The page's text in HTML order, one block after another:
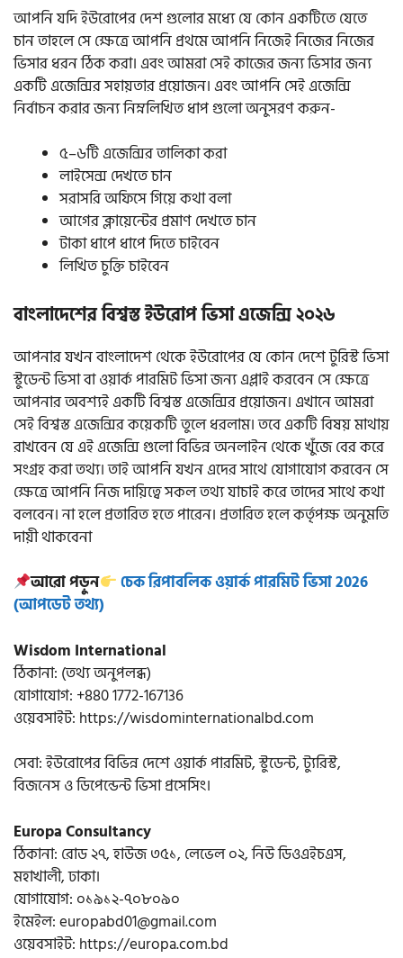
আপনি যদি ইউরোপের দেশ গুলোর মধ্যে যে কোন একটিতে যেতে
চান তাহলে সে ক্ষেত্রে আপনি প্রথমে আপনি নিজেই নিজের নিজের
ভিসার ধরন ঠিক করা। এবং আমরা সেই কাজের জন্য ভিসার জন্য
একটি এজেন্সির সহায়তার প্রয়োজন। এবং আপনি সেই এজেন্সি
নির্বাচন করার জন্য নিম্নলিখিত ধাপ গুলো অনুসরণ করুন-
৫–৬টি এজেন্সির তালিকা করা
লাইসেন্স দেখতে চান
সরাসরি অফিসে গিয়ে কথা বলা
আগের ক্লায়েন্টের প্রমাণ দেখতে চান
টাকা ধাপে ধাপে দিতে চাইবেন
লিখিত চুক্তি চাইবেন
বাংলাদেশের বিশ্বস্ত ইউরোপ ভিসা এজেন্সি ২০২৬
আপনার যখন বাংলাদেশ থেকে ইউরোপের যে কোন দেশে টুরিস্ট ভিসা
স্টুডেন্ট ভিসা বা ওয়ার্ক পারমিট ভিসা জন্য এপ্লাই করবেন সে ক্ষেত্রে
আপনার অবশ্যই একটি বিশ্বস্ত এজেন্সির প্রয়োজন। এখানে আমরা
সেই বিশ্বস্ত এজেন্সির কয়েকটি তুলে ধরলাম। তবে একটি বিষয় মাথায়
রাখবেন যে এই এজেন্সি গুলো বিভিন্ন অনলাইন থেকে খুঁজে বের করে
সংগ্রহ করা তথ্য। তাই আপনি যখন এদের সাথে যোগাযোগ করবেন সে
ক্ষেত্রে আপনি নিজ দায়িত্বে সকল তথ্য যাচাই করে তাদের সাথে কথা
বলবেন। না হলে প্রতারিত হতে পারেন। প্রতারিত হলে কর্তৃপক্ষ অনুমতি
দায়ী থাকবেনা
আরো পড়ুন
চেক রিপাবলিক ওয়ার্ক পারমিট ভিসা 2026
(আপডেট তথ্য)
Wisdom International
ঠিকানা: (তথ্য অনুপলব্ধ)
যোগাযোগ: +880 1772-167136
ওয়েবসাইট: https://wisdominternationalbd.com
সেবা: ইউরোপের বিভিন্ন দেশে ওয়ার্ক পারমিট, স্টুডেন্ট, ট্যুরিস্ট,
বিজনেস ও ডিপেন্ডেন্ট ভিসা প্রসেসিং।
Europa Consultancy
ঠিকানা: রোড ২৭, হাউজ ৩৫১, লেভেল ০২, নিউ ডিওএইচএস,
মহাখালী, ঢাকা।
যোগাযোগ: ০১৯১২-৭০৮০৯০
ইমেইল: europabd01@gmail.com
ওয়েবসাইট: https://europa.com.bd